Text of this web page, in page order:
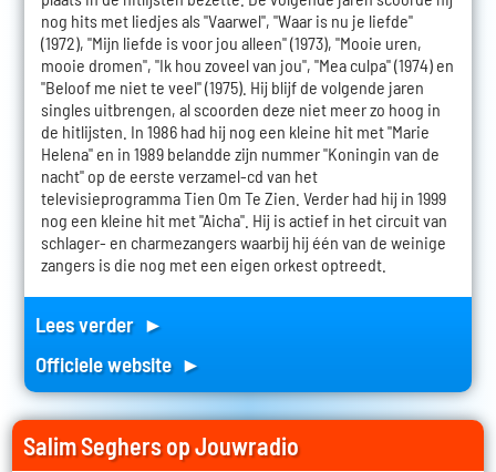
nog hits met liedjes als "Vaarwel", "Waar is nu je liefde"
(1972), "Mijn liefde is voor jou alleen" (1973), "Mooie uren,
mooie dromen", "Ik hou zoveel van jou", "Mea culpa" (1974) en
"Beloof me niet te veel" (1975). Hij blijf de volgende jaren
singles uitbrengen, al scoorden deze niet meer zo hoog in
de hitlijsten. In 1986 had hij nog een kleine hit met "Marie
Helena" en in 1989 belandde zijn nummer "Koningin van de
nacht" op de eerste verzamel-cd van het
televisieprogramma Tien Om Te Zien. Verder had hij in 1999
nog een kleine hit met "Aicha". Hij is actief in het circuit van
schlager- en charmezangers waarbij hij één van de weinige
zangers is die nog met een eigen orkest optreedt.
Lees verder ►
Officiele website ►
Salim Seghers op Jouwradio